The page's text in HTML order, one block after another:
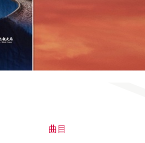
曲目